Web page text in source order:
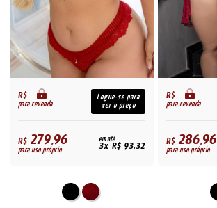
R$
para revenda
Logue-se para
ver o preço
R$279,96
para uso próprio
em até
3x R$ 93,32
R$
para revenda
R$286,96
para uso próprio